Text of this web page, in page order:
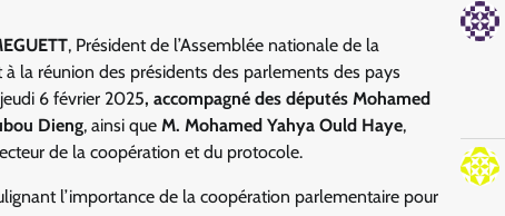
, Président de l’Assemblée nationale de la
la réunion des présidents des parlements des pays
6 février 2025, accompagné des députés Mohamed
Dieng, ainsi que M. Mohamed Yahya Ould Haye,
de la coopération et du protocole.
l’importance de la coopération parlementaire pour